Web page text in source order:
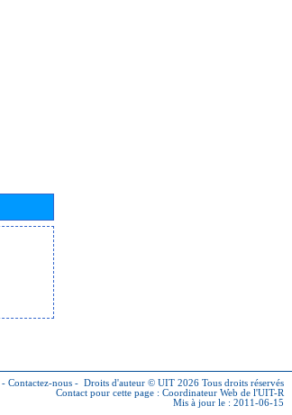
- Contactez-nous - Droits d'auteur © UIT 2026 Tous droits réservés
Contact pour cette page : Coordinateur Web de l'UIT-R
Mis à jour le : 2011-06-15